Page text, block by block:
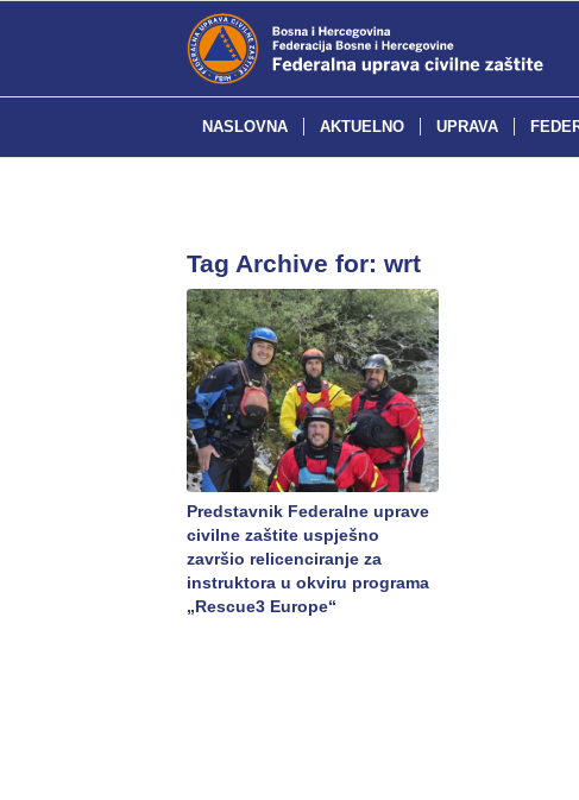
NASLOVNA AKTUELNO UPRAVA
Tag Archive for: wrt
Predstavnik Federalne uprave
civilne zaštite uspješno
završio relicenciranje za
instruktora u okviru programa
„Rescue3 Europe“